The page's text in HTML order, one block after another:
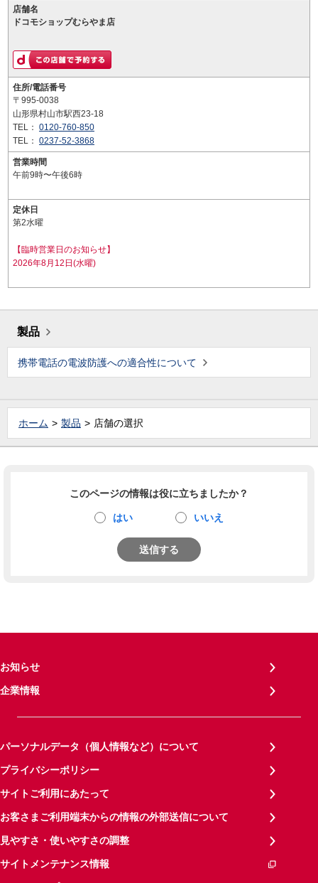
店舗名
ドコモショップむらやま店
住所/電話番号
〒995-0038
山形県村山市駅西23-18
TEL： 0120-760-850
TEL： 0237-52-3868
営業時間
午前9時〜午後6時
定休日
第2水曜
【臨時営業日のお知らせ】
2026年8月12日(水曜)
製品
携帯電話の電波防護への適合性について
ホーム 製品 店舗の選択
このページの情報は役に立ちましたか？
はい いいえ
送信する
お知らせ
企業情報
パーソナルデータ（個人情報など）について
プライバシーポリシー
サイトご利用にあたって
お客さまご利用端末からの情報の外部送信について
見やすさ・使いやすさの調整
サイトメンテナンス情報